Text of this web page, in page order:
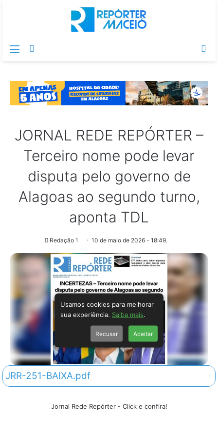
Menu
JORNAL REDE REPÓRTER –
Terceiro nome pode levar
disputa pelo governo de
Alagoas ao segundo turno,
aponta TDL
Redação 1 10 de maio de 2026 - 18:49.
JRR-251-BAIXA.pdf
Jornal Rede Repórter - Click e confira!
Usamos cookies para melhorar
sua experiência. Saiba mais.
Recusar Aceitar